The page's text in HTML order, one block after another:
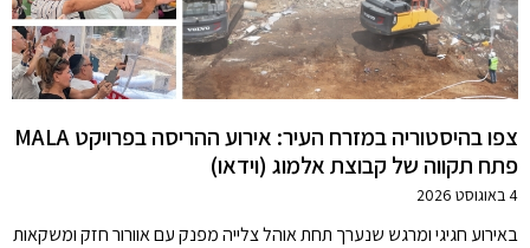
צפו בהיסטוריה במזרח העיר: אירוע ההריסה בפרויקט MALA
פתח תקווה של קבוצת אלמוג (וידאו)
4 באוגוסט 2026
באירוע חגיגי ומרגש שנערך תחת אוהל צלייה מפנק עם אוורור חזק ומשקאות